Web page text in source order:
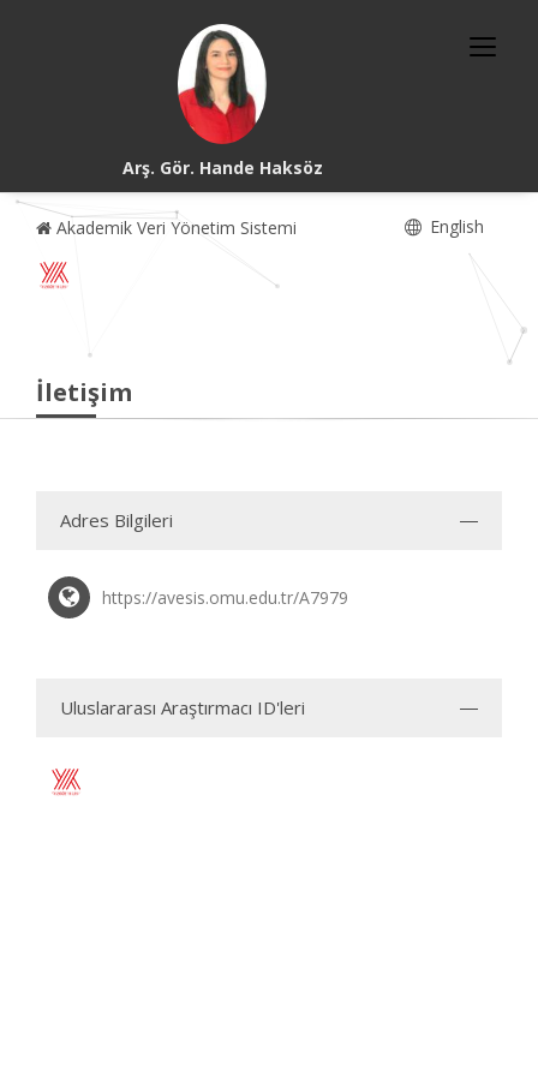
Arş. Gör. Hande Haksöz
Akademik Veri Yönetim Sistemi English
İletişim
Adres Bilgileri
https://avesis.omu.edu.tr/A7979
Uluslararası Araştırmacı ID'leri